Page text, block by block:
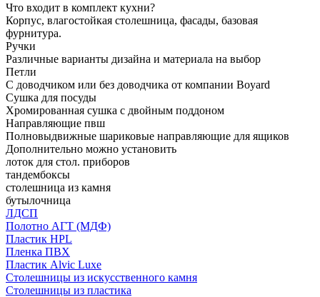
Что входит в комплект кухни?
Корпус, влагостойкая столешница, фасады, базовая
фурнитура.
Ручки
Различные варианты дизайна и материала на выбор
Петли
С доводчиком или без доводчика от компании Boyard
Сушка для посуды
Хромированная сушка с двойным поддоном
Направляющие пвш
Полновыдвижные шариковые направляющие для ящиков
Дополнительно можно установить
лоток для стол. приборов
тандембоксы
столешница из камня
бутылочница
ЛДСП
Полотно АГТ (МДФ)
Пластик HPL
Пленка ПВХ
Пластик Alvic Luxe
Столешницы из искусственного камня
Столешницы из пластика